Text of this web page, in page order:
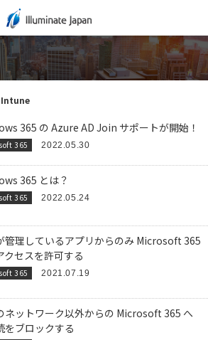
Intune
365 の Azure AD Join サポートが開始！
365 2022.05.30
365 とは？
365 2022.05.24
管理しているアプリからのみ Microsoft 365
クセスを許可する
365 2021.07.19
ネットワーク以外からの Microsoft 365 へ
をブロックする